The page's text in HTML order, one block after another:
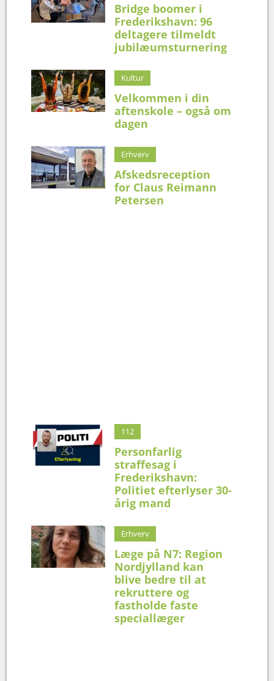
Bridge boomer i
Frederikshavn: 96
deltagere tilmeldt
jubilæumsturnering
Kultur
Velkommen i din
aftenskole – også om
dagen
Erhverv
Afskedsreception
for Claus Reimann
Petersen
112
Personfarlig
straffesag i
Frederikshavn:
Politiet efterlyser 30-
årig mand
Erhverv
Læge på N7: Region
Nordjylland kan
blive bedre til at
rekruttere og
fastholde faste
speciallæger